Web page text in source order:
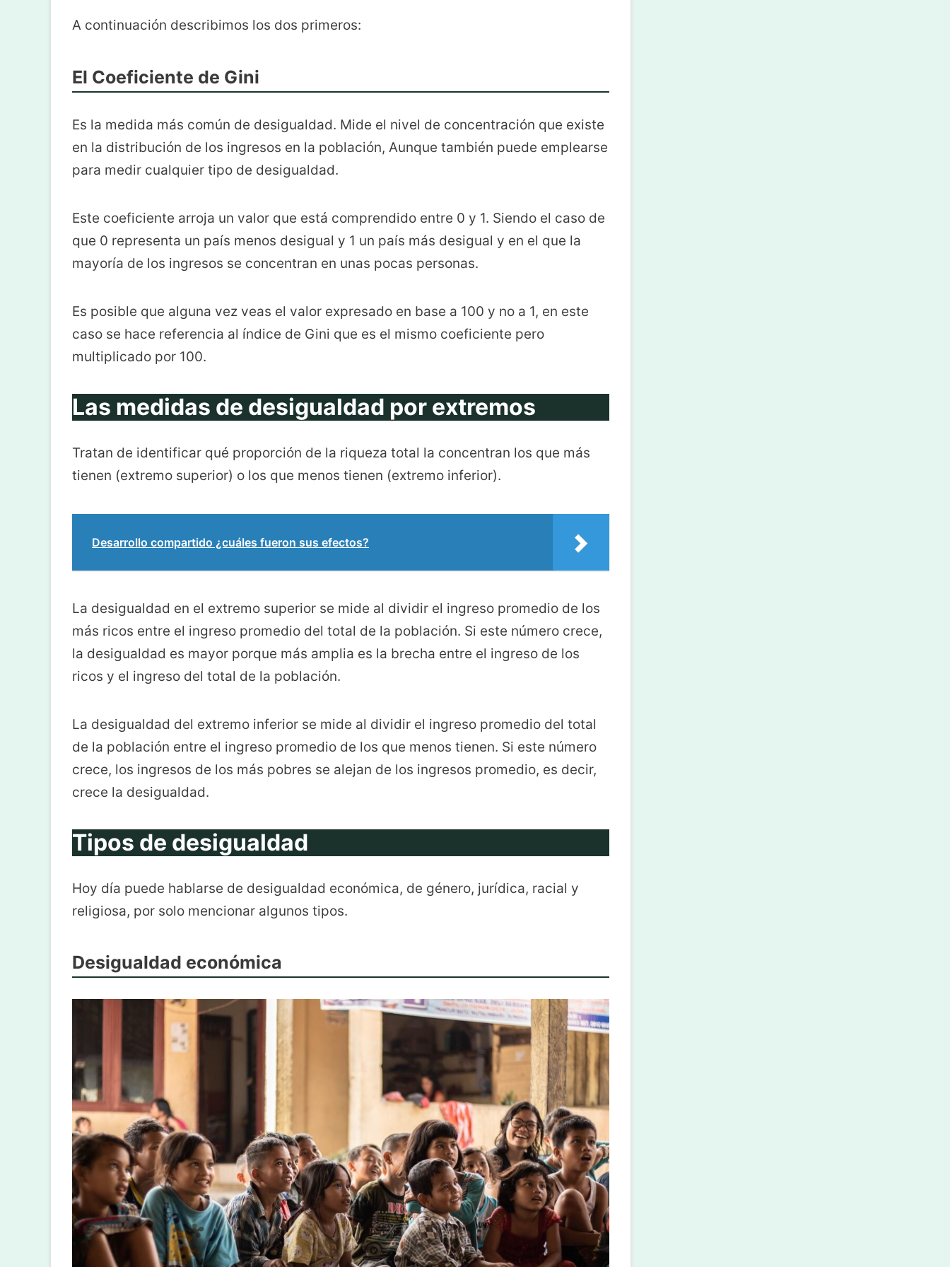
A continuación describimos los dos primeros:
El Coeficiente de Gini
Es la medida más común de desigualdad. Mide el nivel de concentración que existe
en la distribución de los ingresos en la población, Aunque también puede emplearse
para medir cualquier tipo de desigualdad.
Este coeficiente arroja un valor que está comprendido entre 0 y 1. Siendo el caso de
que 0 representa un país menos desigual y 1 un país más desigual y en el que la
mayoría de los ingresos se concentran en unas pocas personas.
Es posible que alguna vez veas el valor expresado en base a 100 y no a 1, en este
caso se hace referencia al índice de Gini que es el mismo coeficiente pero
multiplicado por 100.
Las medidas de desigualdad por extremos
Tratan de identificar qué proporción de la riqueza total la concentran los que más
tienen (extremo superior) o los que menos tienen (extremo inferior).
Desarrollo compartido ¿cuáles fueron sus efectos?
La desigualdad en el extremo superior se mide al dividir el ingreso promedio de los
más ricos entre el ingreso promedio del total de la población. Si este número crece,
la desigualdad es mayor porque más amplia es la brecha entre el ingreso de los
ricos y el ingreso del total de la población.
La desigualdad del extremo inferior se mide al dividir el ingreso promedio del total
de la población entre el ingreso promedio de los que menos tienen. Si este número
crece, los ingresos de los más pobres se alejan de los ingresos promedio, es decir,
crece la desigualdad.
Tipos de desigualdad
Hoy día puede hablarse de desigualdad económica, de género, jurídica, racial y
religiosa, por solo mencionar algunos tipos.
Desigualdad económica